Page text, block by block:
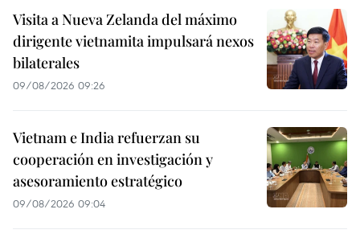
Visita a Nueva Zelanda del máximo
dirigente vietnamita impulsará nexos
bilaterales
09/08/2026 09:26
Vietnam e India refuerzan su
cooperación en investigación y
asesoramiento estratégico
09/08/2026 09:04